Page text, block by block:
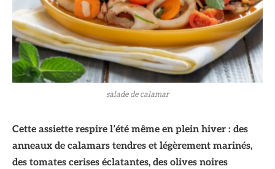
salade de calamar
Cette assiette respire l’été même en plein hiver : des
anneaux de calamars tendres et légèrement marinés,
des tomates cerises éclatantes, des olives noires